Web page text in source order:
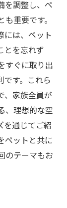
を調整し、ペ
重要です。
には、ペット
とを忘れず
すぐに取り出
です。これら
、家族全員が
、理想的な空
を通じてご紹
ペットと共に
のテーマもお